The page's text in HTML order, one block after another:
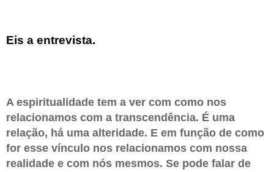
Eis a entrevista.
A espiritualidade tem a ver com como nos
relacionamos com a transcendência. É uma
relação, há uma alteridade. E em função de como
for esse vínculo nos relacionamos com nossa
realidade e com nós mesmos. Se pode falar de